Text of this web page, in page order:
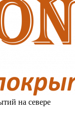
на севере